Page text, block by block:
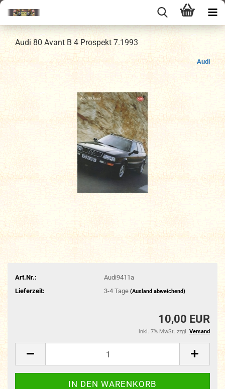
Audi 80 Avant B 4 Prospekt 7.1993
Audi
Art.Nr.:
Audi9411a
Lieferzeit:
3-4 Tage (Ausland abweichend)
10,00 EUR
inkl. 7% MwSt. zzgl. Versand